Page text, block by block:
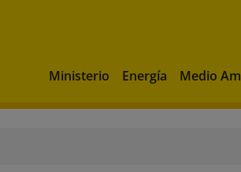
Ministerio Energía Medio